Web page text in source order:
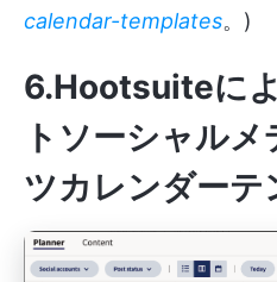
calendar-templates。)
6.Hootsuiteに
トソーシャル
ツカレンダーテ